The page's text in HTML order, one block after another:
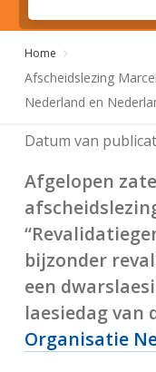
Home
Afscheidslezing
Nederland en
Datum van
Afgelopen
bijzonder
een
laesiedag van
Organisatie